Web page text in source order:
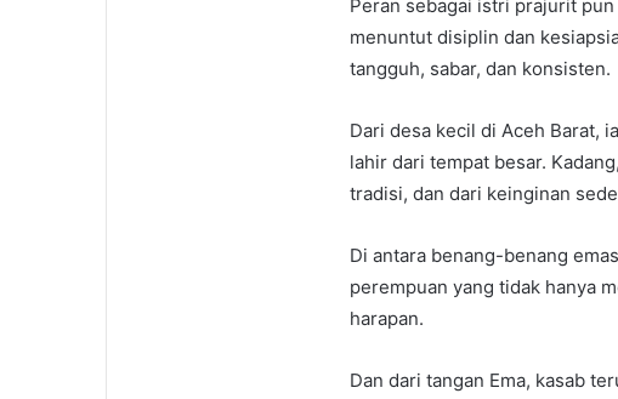
Peran sebagai istri prajurit
menuntut disiplin dan
tangguh, sabar, dan konsisten.
Dari desa kecil di Aceh Barat,
lahir dari tempat besar.
tradisi, dan dari keinginan
Di antara benang-benang
perempuan yang tidak hanya
harapan.
Dan dari tangan Ema, kasab